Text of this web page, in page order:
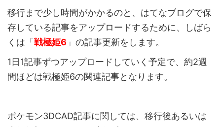
移行まで少し時間がかかるのと、はてなブログで保
存している記事をアップロードするために、しばら
くは「戦極姫6 」の記事更新をします。
1日1記事ずつアップロードしていく予定で、約2週
間ほどは戦極姫6の関連記事となります。
ポケモン3DCAD記事に関しては、移行後あるいは